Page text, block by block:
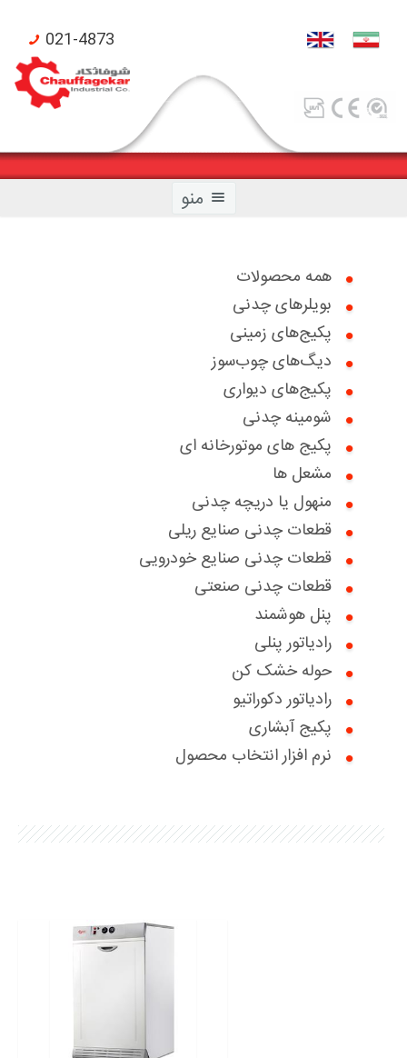
021-4873
منو
صفحه اصلی
محصولات شوفاژکار
محصولات تکنومتال
گواهینامه ها
درباره ما
سوالات متداول
تماس با ما
دانلود کاتالوگ ها
درباره ما
مقالات آموزشی
شکایات
بخش خدمات مشتریان
درخواست خدمات
بخش پرتال فروش
بخش پرتال خدمات فروش
درخواست همکاری با ما
تعویض سبز
همه محصولات
بویلرهای چدنی
پکیج‌های زمینی
دیگ‌های چوب‌سوز
پکیج‌های دیواری
شومینه چدنی
پکیج های موتورخانه ای
مشعل ها
منهول یا دریچه چدنی
قطعات چدنی صنایع ریلی
قطعات چدنی صنایع خودرویی
قطعات چدنی صنعتی
پنل هوشمند
رادیاتور پنلی
حوله خشک کن
رادیاتور دکوراتیو
پکیج آبشاری
نرم افزار انتخاب محصول